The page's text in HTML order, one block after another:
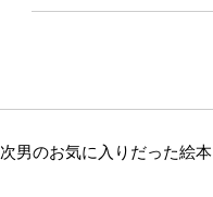
次男のお気に入りだった絵本